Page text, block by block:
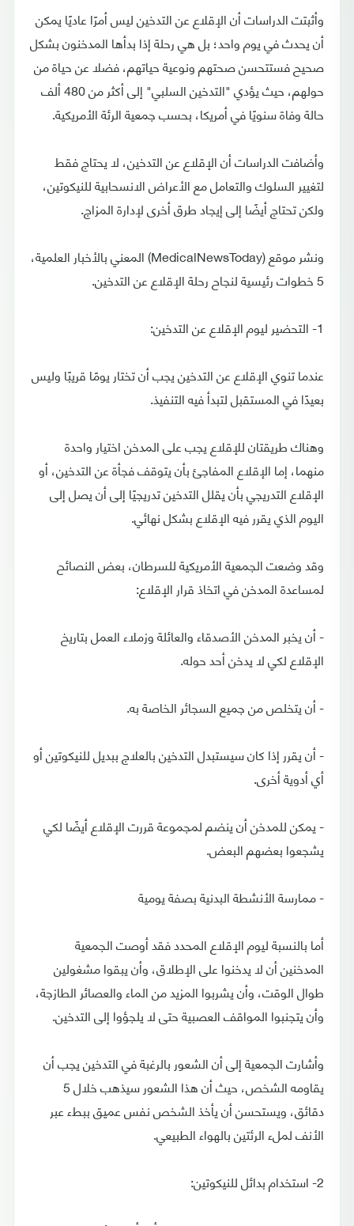
وأثبتت الدراسات أن الإقلاع عن التدخين ليس أمرًا عاديًا يمكن
أن يحدث في يوم واحد؛ بل هي رحلة إذا بدأها المدخنون بشكل
صحيح فستتحسن صحتهم ونوعية حياتهم، فضلا عن حياة من
حولهم، حيث يؤدي "التدخين السلبي" إلى أكثر من 480 ألف
حالة وفاة سنويًا في أمريكا، بحسب جمعية الرئة الأمريكية.
وأضافت الدراسات أن الإقلاع عن التدخين، لا يحتاج فقط
لتغيير السلوك والتعامل مع الأعراض الانسحابية للنيكوتين،
ولكن تحتاج أيضًا إلى إيجاد طرق أخرى لإدارة المزاج.
ونشر موقع (MedicalNewsToday) المعني بالأخبار العلمية،
5 خطوات رئيسية لنجاح رحلة الإقلاع عن التدخين.
1- التحضير ليوم الإقلاع عن التدخين:
عندما تنوي الإقلاع عن التدخين يجب أن تختار يومًا قريبًا وليس
بعيدًا في المستقبل لتبدأ فيه التنفيذ.
وهناك طريقتان للإقلاع يجب على المدخن اختيار واحدة
منهما، إما الإقلاع المفاجئ بأن يتوقف فجأة عن التدخين، أو
الإقلاع التدريجي بأن يقلل التدخين تدريجيًا إلى أن يصل إلى
اليوم الذي يقرر فيه الإقلاع بشكل نهائي.
وقد وضعت الجمعية الأمريكية للسرطان، بعض النصائح
لمساعدة المدخن في اتخاذ قرار الإقلاع:
- أن يخبر المدخن الأصدقاء والعائلة وزملاء العمل بتاريخ
الإقلاع لكي لا يدخن أحد حوله.
- أن يتخلص من جميع السجائر الخاصة به.
- أن يقرر إذا كان سيستبدل التدخين بالعلاج ببديل للنيكوتين أو
أي أدوية أخرى.
- يمكن للمدخن أن ينضم لمجموعة قررت الإقلاع أيضًا لكي
يشجعوا بعضهم البعض.
- ممارسة الأنشطة البدنية بصفة يومية
أما بالنسبة ليوم الإقلاع المحدد فقد أوصت الجمعية
المدخنين أن لا يدخنوا على الإطلاق، وأن يبقوا مشغولين
طوال الوقت، وأن يشربوا المزيد من الماء والعصائر الطازجة،
وأن يتجنبوا المواقف العصبية حتى لا يلجؤوا إلى التدخين.
وأشارت الجمعية إلى أن الشعور بالرغبة في التدخين يجب أن
يقاومه الشخص، حيث أن هذا الشعور سيذهب خلال 5
دقائق، ويستحسن أن يأخذ الشخص نفس عميق ببطء عبر
الأنف لملء الرئتين بالهواء الطبيعي.
2- استخدام بدائل للنيكوتين: